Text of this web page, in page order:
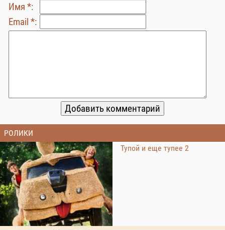
Имя *:
Email *:
РОЛИКИ
Тупой и еще тупее 2